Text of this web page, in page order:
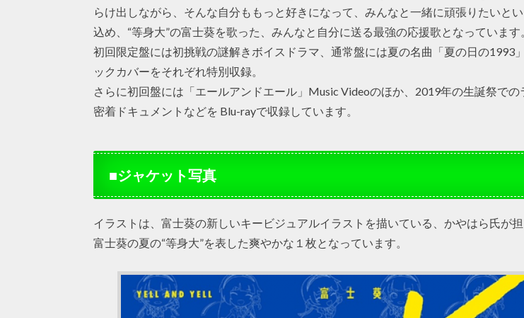
らけ出しながら、そんな自分ももっと好きになって、みんなと一緒に頑張りたいと
込め、“等身大”の富士葵を歌った、みんなと自分に送る最強の応援歌となっています
初回限定盤には初挑戦の謎解きボイスドラマ、通常盤には夏の名曲「夏の日の1993
ックカバーをそれぞれ特別収録。
さらに初回盤には「エールアンドエール」Music Videoのほか、2019年の生誕祭での
密着ドキュメントなどを Blu-rayで収録しています。
■ジャケット写真
イラストは、富士葵の新しいキービジュアルイラストを描いている、かやはら氏が担
富士葵の夏の“等身大”を表した爽やかな１枚となっています。